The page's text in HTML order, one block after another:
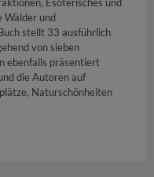
Wälder und
stellt 33 ausführlich
von sieben
ebenfalls präsentiert
die Autoren auf
Naturschönheiten